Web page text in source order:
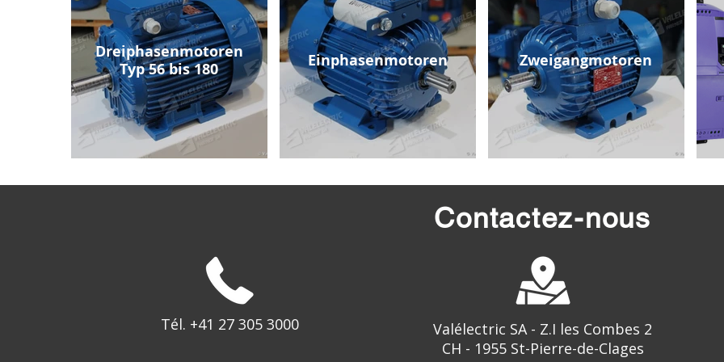
Dreiphasenmotoren
Typ 56 bis 180
Einphasenmotoren Zweigangmotoren
Contactez-nous
Tél. +41 27 305 3000
Valélectric SA - Z.I les Combes 2
CH - 1955 St-Pierre-de-Clages